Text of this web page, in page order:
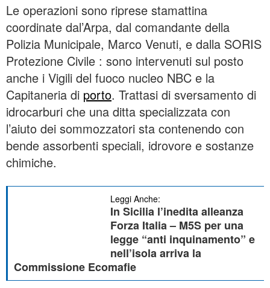
Le operazioni sono riprese stamattina
coordinate dal’Arpa, dal comandante della
Polizia Municipale, Marco Venuti, e dalla SORIS
Protezione Civile : sono intervenuti sul posto
anche i Vigili del fuoco nucleo NBC e la
Capitaneria di porto. Trattasi di sversamento di
idrocarburi che una ditta specializzata con
l’aiuto dei sommozzatori sta contenendo con
bende assorbenti speciali, idrovore e sostanze
chimiche.
Leggi Anche:
In Sicilia l’inedita alleanza
Forza Italia – M5S per una
legge “anti inquinamento” e
nell’isola arriva la
Commissione Ecomafie